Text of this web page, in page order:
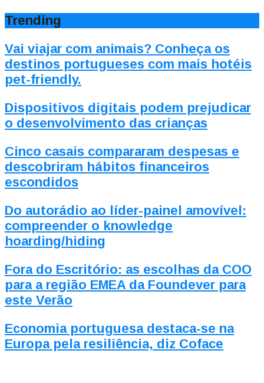
Trending
Vai viajar com animais? Conheça os
destinos portugueses com mais hotéis
pet-friendly.
Dispositivos digitais podem prejudicar
o desenvolvimento das crianças
Cinco casais compararam despesas e
descobriram hábitos financeiros
escondidos
Do autorádio ao líder-painel amovível:
compreender o knowledge
hoarding/hiding
Fora do Escritório: as escolhas da COO
para a região EMEA da Foundever para
este Verão
Economia portuguesa destaca-se na
Europa pela resiliência, diz Coface